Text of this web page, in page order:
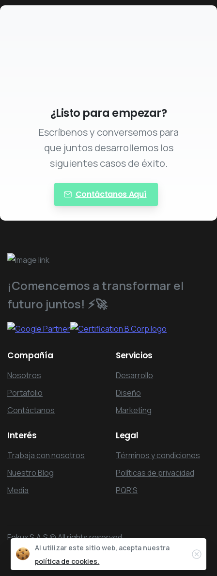
¿Listo para empezar?
Escríbenos y conversemos para
que juntos desarrollemos los
siguientes casos de éxito.
Contáctanos Aquí
¡Comencemos a transformar el
futuro juntos! ⚡️🚀
Compañía
Nosotros
Portafolio
Contáctanos
Servicios
Desarrollo
Diseño
Marketing
Interés
Trabaja con nosotros
Nuestro Blog
Media
Legal
Términos y condiciones
Políticas de privacidad
PQR’S
Fokux S.A.S © All rights reserved
Al utilizar este sitio web, acepta nuestra
política de cookies.